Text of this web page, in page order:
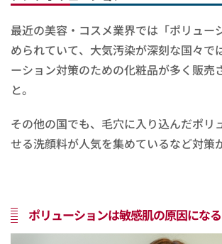
最近の美容・コスメ業界では「ポリュー
められていて、大気汚染が深刻な国々で
ーション対策のための化粧品が多く販売
と。
その他の国でも、毛穴に入り込んだポリ
せる洗顔料が人気を集めているなど対策
ポリューションは敏感肌の原因になる